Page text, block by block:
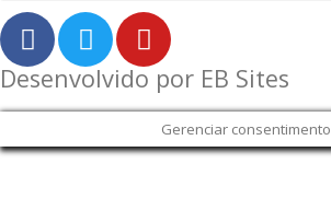
Desenvolvido por EB Sites
Gerenciar consentimento